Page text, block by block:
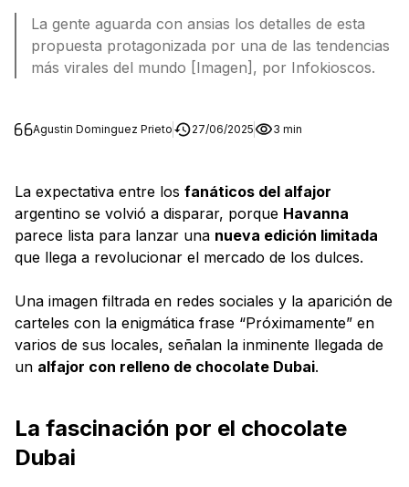
La gente aguarda con ansias los detalles de esta
propuesta protagonizada por una de las tendencias
más virales del mundo [Imagen], por Infokioscos.
Agustin Dominguez Prieto 27/06/2025 3 min
La expectativa entre los fanáticos del alfajor
argentino se volvió a disparar, porque Havanna
parece lista para lanzar una nueva edición limitada
que llega a revolucionar el mercado de los dulces.
Una imagen filtrada en redes sociales y la aparición de
carteles con la enigmática frase “Próximamente” en
varios de sus locales, señalan la inminente llegada de
un alfajor con relleno de chocolate Dubai.
La fascinación por el chocolate
Dubai